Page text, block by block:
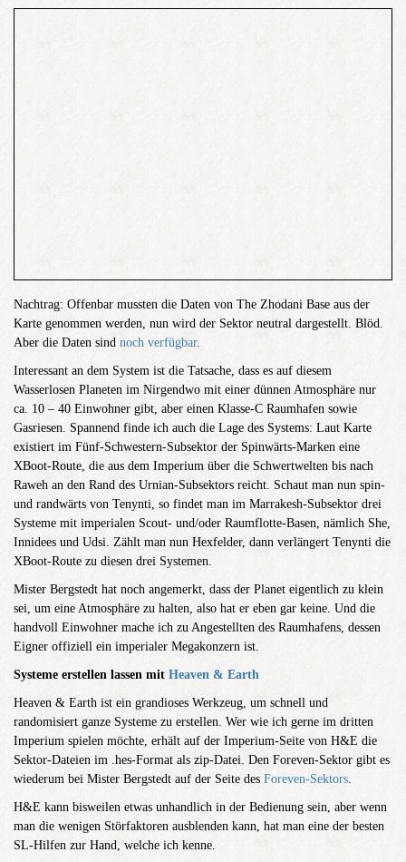
Nachtrag: Offenbar mussten die Daten von The Zhodani Base aus der
Karte genommen werden, nun wird der Sektor neutral dargestellt. Blöd.
Aber die Daten sind noch verfügbar.
Interessant an dem System ist die Tatsache, dass es auf diesem
Wasserlosen Planeten im Nirgendwo mit einer dünnen Atmosphäre nur
ca. 10 – 40 Einwohner gibt, aber einen Klasse-C Raumhafen sowie
Gasriesen. Spannend finde ich auch die Lage des Systems: Laut Karte
existiert im Fünf-Schwestern-Subsektor der Spinwärts-Marken eine
XBoot-Route, die aus dem Imperium über die Schwertwelten bis nach
Raweh an den Rand des Urnian-Subsektors reicht. Schaut man nun spin-
und randwärts von Tenynti, so findet man im Marrakesh-Subsektor drei
Systeme mit imperialen Scout- und/oder Raumflotte-Basen, nämlich She,
Innidees und Udsi. Zählt man nun Hexfelder, dann verlängert Tenynti die
XBoot-Route zu diesen drei Systemen.
Mister Bergstedt hat noch angemerkt, dass der Planet eigentlich zu klein
sei, um eine Atmosphäre zu halten, also hat er eben gar keine. Und die
handvoll Einwohner mache ich zu Angestellten des Raumhafens, dessen
Eigner offiziell ein imperialer Megakonzern ist.
Systeme erstellen lassen mit Heaven & Earth
Heaven & Earth ist ein grandioses Werkzeug, um schnell und
randomisiert ganze Systeme zu erstellen. Wer wie ich gerne im dritten
Imperium spielen möchte, erhält auf der Imperium-Seite von H&E die
Sektor-Dateien im .hes-Format als zip-Datei. Den Foreven-Sektor gibt es
wiederum bei Mister Bergstedt auf der Seite des Foreven-Sektors.
H&E kann bisweilen etwas unhandlich in der Bedienung sein, aber wenn
man die wenigen Störfaktoren ausblenden kann, hat man eine der besten
SL-Hilfen zur Hand, welche ich kenne.